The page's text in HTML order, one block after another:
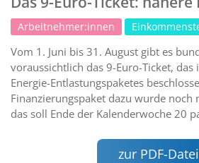
Arbeitnehmer:innen
Vom 1. Juni bis 31. August gibt es
voraussichtlich das 9-Euro-Ticket, das
Energie-Entlastungspaketes
Finanzierungspaket dazu wurde noch
das soll Ende der Kalenderwoche 20
zur PDF-Datei